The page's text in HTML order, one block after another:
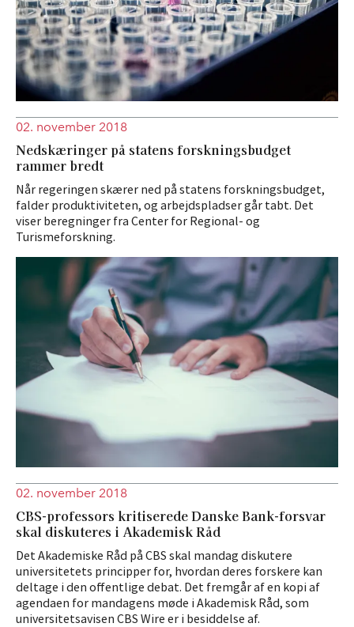
02. november 2018
Nedskæringer på statens forskningsbudget
rammer bredt
Når regeringen skærer ned på statens forskningsbudget,
falder produktiviteten, og arbejdspladser går tabt. Det
viser beregninger fra Center for Regional- og
Turismeforskning.
02. november 2018
CBS-professors kritiserede Danske Bank-forsvar
skal diskuteres i Akademisk Råd
Det Akademiske Råd på CBS skal mandag diskutere
universitetets principper for, hvordan deres forskere kan
deltage i den offentlige debat. Det fremgår af en kopi af
agendaen for mandagens møde i Akademisk Råd, som
universitetsavisen CBS Wire er i besiddelse af.